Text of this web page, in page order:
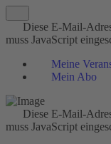
Diese E-Mail-
muss JavaScript
Meine
Mein Abo
Diese E-Mail-
muss JavaScript